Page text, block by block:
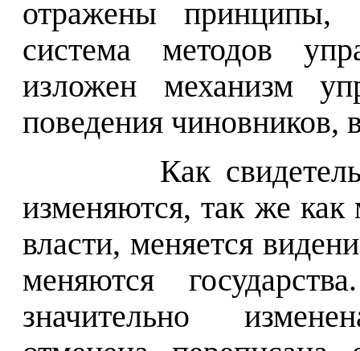
отражены принципы,
система методов
изложен механизм
поведения чиновников,
Как
изменяются, так же
власти, меняется
меняются
значительно